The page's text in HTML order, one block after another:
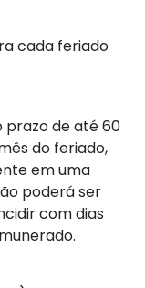
cada feriado
prazo de até 60
do feriado,
em uma
poderá ser
com dias